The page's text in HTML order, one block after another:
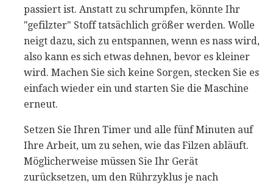
passiert ist. Anstatt zu schrumpfen, könnte Ihr
"gefilzter" Stoff tatsächlich größer werden. Wolle
neigt dazu, sich zu entspannen, wenn es nass wird,
also kann es sich etwas dehnen, bevor es kleiner
wird. Machen Sie sich keine Sorgen, stecken Sie es
einfach wieder ein und starten Sie die Maschine
erneut.
Setzen Sie Ihren Timer und alle fünf Minuten auf
Ihre Arbeit, um zu sehen, wie das Filzen abläuft.
Möglicherweise müssen Sie Ihr Gerät
zurücksetzen, um den Rührzyklus je nach